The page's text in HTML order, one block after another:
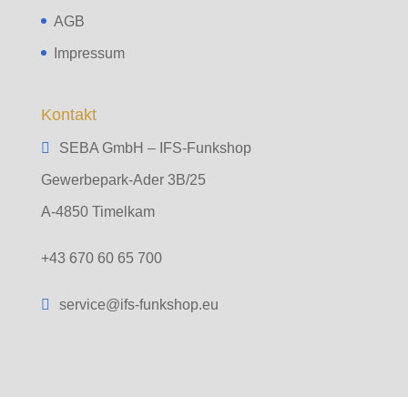
AGB
Impressum
Kontakt
SEBA GmbH – IFS-Funkshop
Gewerbepark-Ader 3B/25
A-4850 Timelkam
+43 670 60 65 700
service@ifs-funkshop.eu